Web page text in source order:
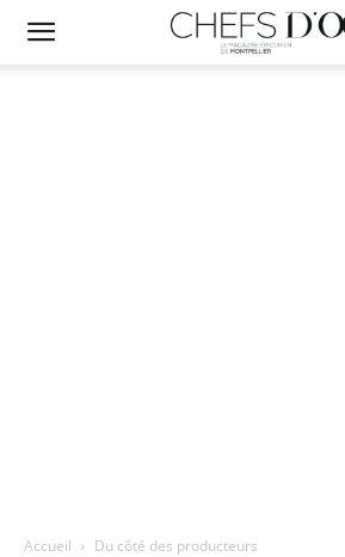
Accueil Du côté des producteurs